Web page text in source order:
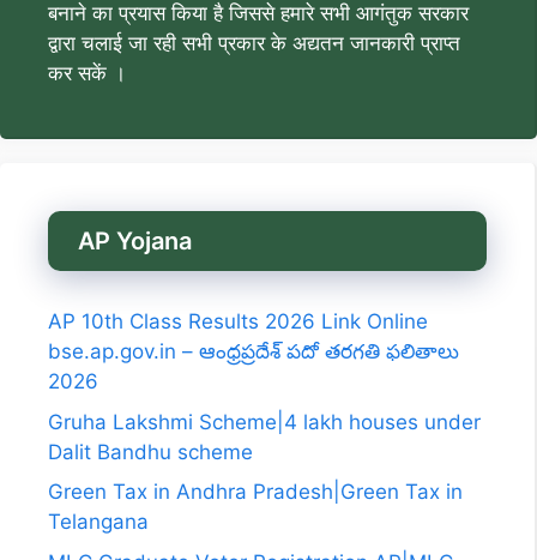
बनाने का प्रयास किया है जिससे हमारे सभी आगंतुक सरकार
द्वारा चलाई जा रही सभी प्रकार के अद्यतन जानकारी प्राप्त
कर सकें ।
AP Yojana
AP 10th Class Results 2026 Link Online
bse.ap.gov.in – ఆంధ్రప్రదేశ్ పదో తరగతి ఫలితాలు
2026
Gruha Lakshmi Scheme|4 lakh houses under
Dalit Bandhu scheme
Green Tax in Andhra Pradesh|Green Tax in
Telangana